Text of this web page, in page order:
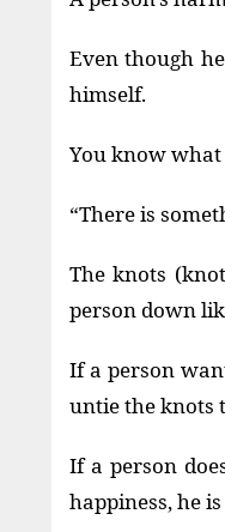
Even though
himself.
You know what
“There is
The knots
person down
If a person
untie the knots
If a person
happiness, he